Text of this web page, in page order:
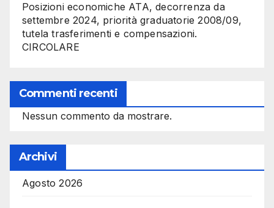
Posizioni economiche ATA, decorrenza da
settembre 2024, priorità graduatorie 2008/09,
tutela trasferimenti e compensazioni.
CIRCOLARE
Commenti recenti
Nessun commento da mostrare.
Archivi
Agosto 2026